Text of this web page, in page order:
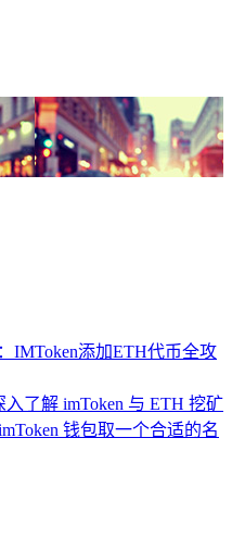
IMToken添加ETH代币全攻
入了解 imToken 与 ETH 挖矿
钱包取一个合适的名